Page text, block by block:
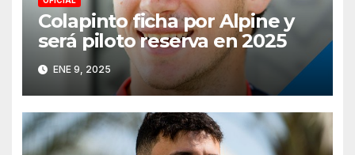
Colapinto ficha por Alpine y
será piloto reserva en 2025
ENE 9, 2025